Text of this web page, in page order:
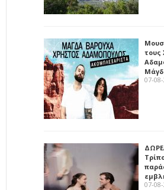
τους
07-
07-